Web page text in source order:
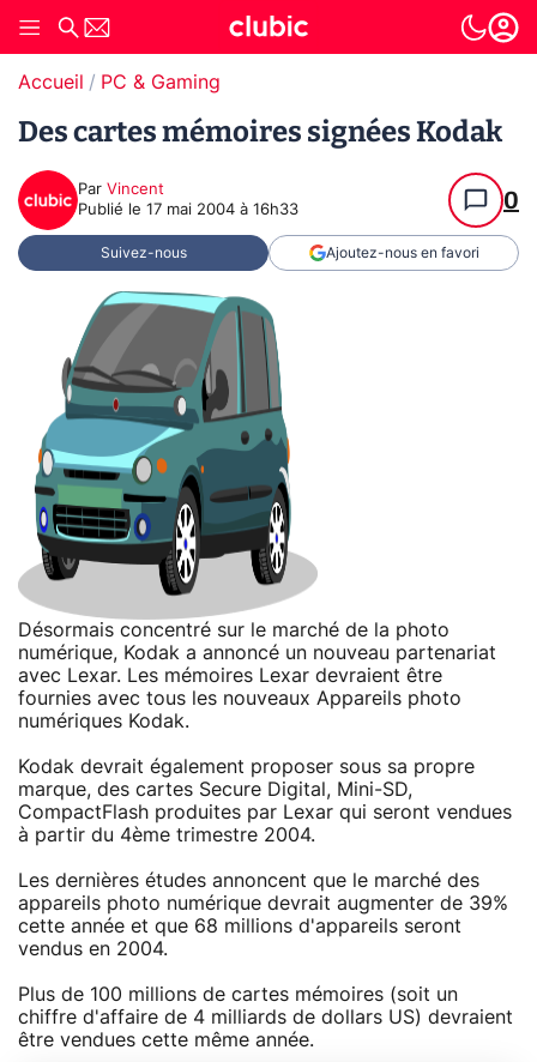
Accueil PC & Gaming
Des cartes mémoires signées Kodak
Par Vincent
Publié le 17 mai 2004 à 16h33 0
Suivez-nous Ajoutez-nous en favori
Désormais concentré sur le marché de la photo
numérique, Kodak a annoncé un nouveau partenariat
avec Lexar. Les mémoires Lexar devraient être
fournies avec tous les nouveaux Appareils photo
numériques Kodak.
Kodak devrait également proposer sous sa propre
marque, des cartes Secure Digital, Mini-SD,
CompactFlash produites par Lexar qui seront vendues
à partir du 4ème trimestre 2004.
Les dernières études annoncent que le marché des
appareils photo numérique devrait augmenter de 39%
cette année et que 68 millions d'appareils seront
vendus en 2004.
Plus de 100 millions de cartes mémoires (soit un
chiffre d'affaire de 4 milliards de dollars US) devraient
être vendues cette même année.